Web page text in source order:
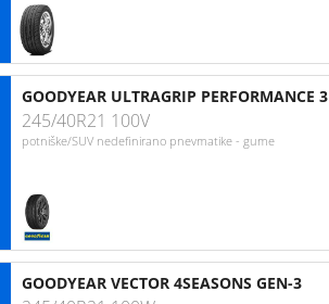
GOODYEAR ULTRAGRIP PERFORMANCE 3
245/40R21 100V
potniške/SUV nedefinirano pnevmatike - gume
GOODYEAR VECTOR 4SEASONS GEN-3